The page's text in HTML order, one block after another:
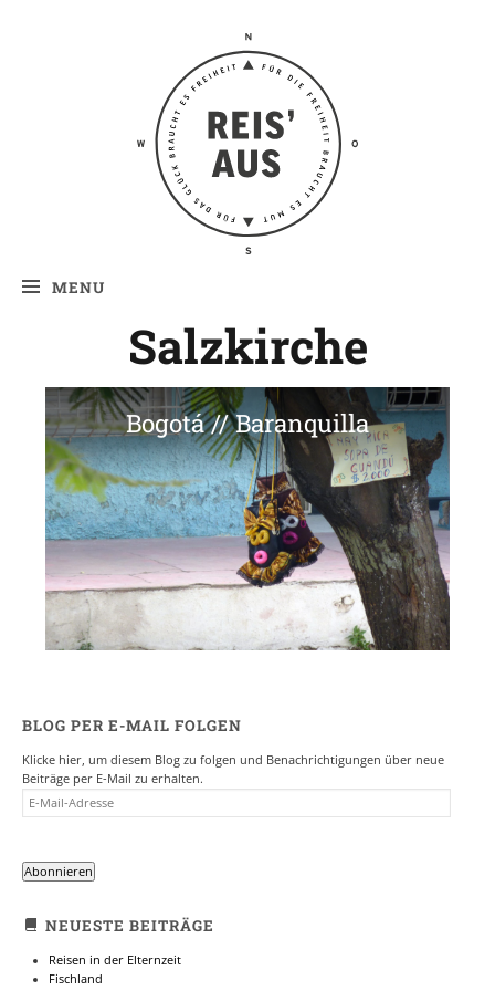
Reis' aus –
Reiseblog
MENU
Salzkirche
Bogotá // Baranquilla
BLOG PER E-MAIL FOLGEN
Klicke hier, um diesem Blog zu folgen und Benachrichtigungen über neue
Beiträge per E-Mail zu erhalten.
E-
MAIL-
Abonnieren
NEUESTE BEITRÄGE
Reisen in der Elternzeit
Fischland